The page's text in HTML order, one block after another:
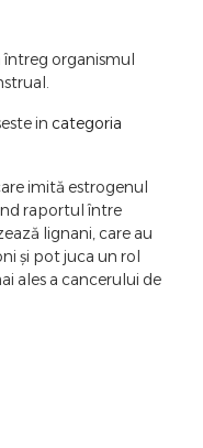
organismul
in categoria
imită estrogenul
raportul între
lignani, care au
și pot juca un rol
ales a cancerului de